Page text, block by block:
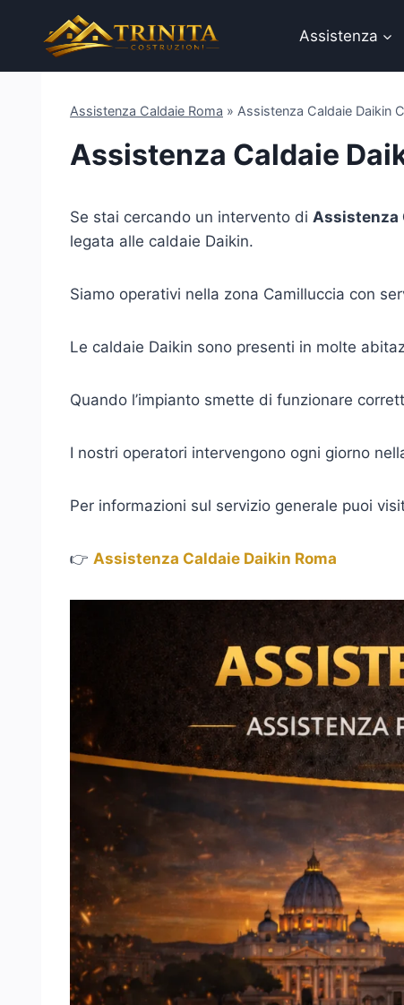
contenuto
Assistenza
Assistenza Caldaie Roma » Assistenza Caldaie Daikin
Assistenza Caldaie
Se stai cercando un intervento di Assistenza
legata alle caldaie Daikin.
Siamo operativi nella zona Camilluccia con
Le caldaie Daikin sono presenti in molte
Quando l’impianto smette di funzionare
I nostri operatori intervengono ogni giorno
Per informazioni sul servizio generale puoi
👉 Assistenza Caldaie Daikin Roma